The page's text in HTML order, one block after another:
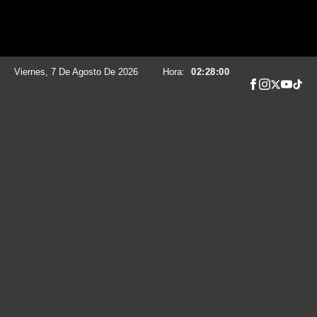
Viernes, 7 De Agosto De 2026 Hora: 02:28:01